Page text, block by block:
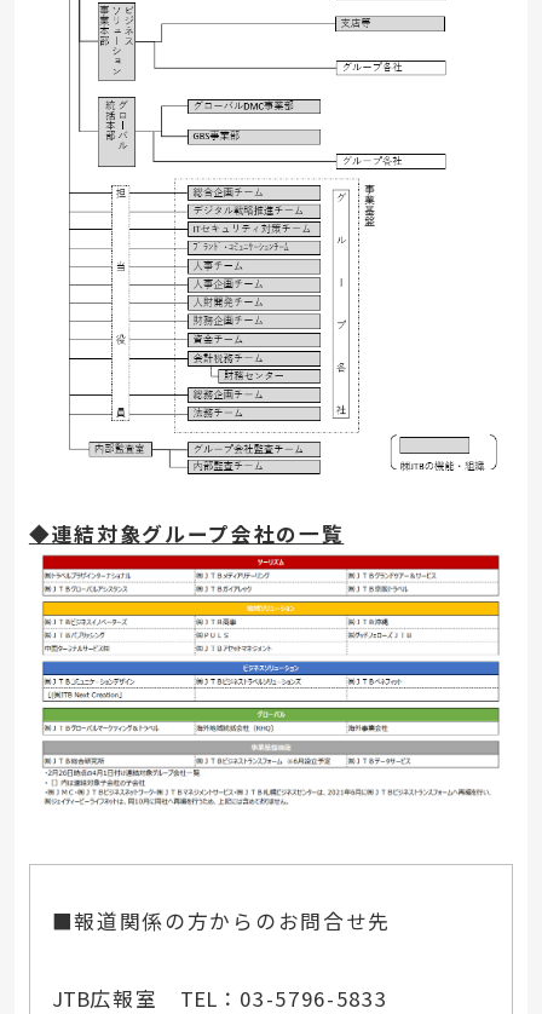
◆連結対象グループ会社の一覧
■報道関係の方からのお問合せ先
JTB広報室 TEL ：03-5796-5833